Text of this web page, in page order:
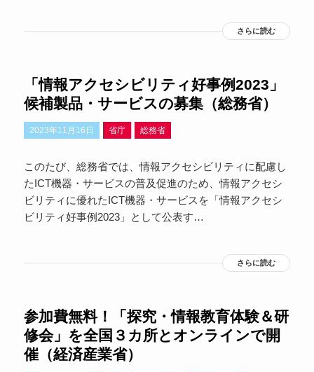
さらに読む
「情報アクセシビリティ好事例2023」
候補製品・サービスの募集（総務省）
2023年11月16日 省庁 総務省
このたび、総務省では、情報アクセシビリティに配慮し
たICT機器・サービスの普及促進のため、情報アクセシ
ビリティに優れたICT機器・サービスを「情報アクセシ
ビリティ好事例2023」として公表す…
さらに読む
参加費無料！「探究・情報教育体験＆研
修会」を全国３カ所とオンラインで開
催（経済産業省）